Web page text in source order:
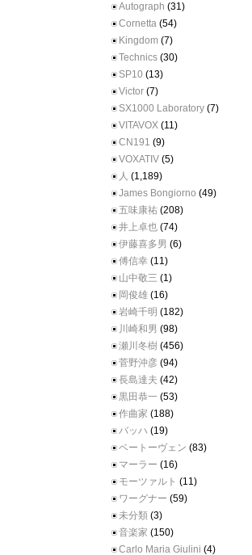
Autograph (31)
Cornetta (54)
Kingdom (7)
Technics (30)
SP10 (13)
Victor (7)
SX1000 Laboratory (7)
VITAVOX (11)
CN191 (9)
VOXATIV (5)
人 (1,189)
James Bongiorno (49)
五味康祐 (208)
井上卓也 (74)
伊藤喜多男 (6)
傅信幸 (11)
山中敬三 (1)
岡俊雄 (16)
岩崎千明 (182)
川崎和男 (98)
瀬川冬樹 (456)
菅野沖彦 (94)
長島達夫 (42)
黒田恭一 (53)
作曲家 (188)
バッハ (19)
ベートーヴェン (83)
マーラー (16)
モーツァルト (11)
ワーグナー (59)
未分類 (3)
音楽家 (150)
Carlo Maria Giulini (4)